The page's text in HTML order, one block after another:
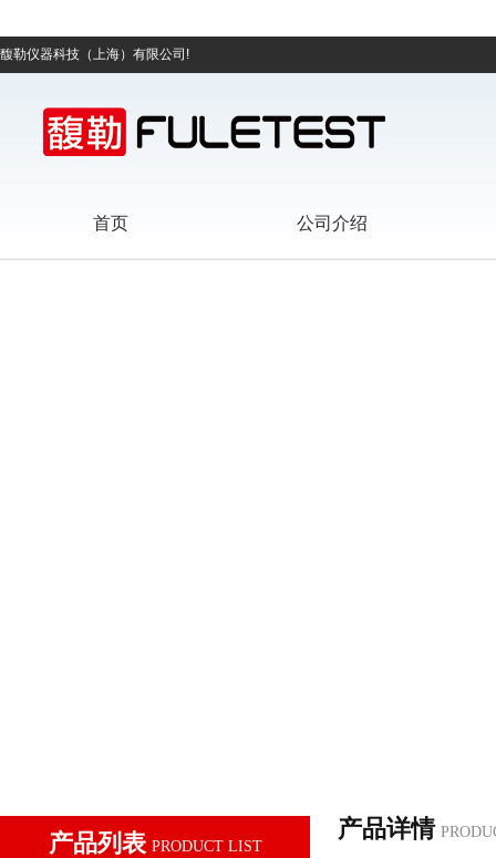
馥勒仪器科技（上海）有限公司!
首页 公司介绍
产品列表 PRODUCT LIST
产品详情